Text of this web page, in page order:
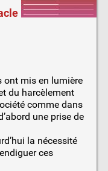
ont mis en lumière
du harcèlement
comme dans
une prise de
la nécessité
ces